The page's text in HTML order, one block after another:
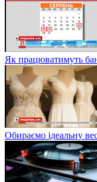
Як працюватимуть
Обираємо ідеальну